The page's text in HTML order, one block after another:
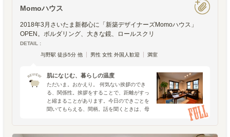
Momoハウス
2018年3月さいたま新都心に「新築デザイナーズMomoハウス」
OPEN。ボルダリング、大きな鏡、ロールスクリ
DETAIL :
与野駅 徒歩5分 他
男性 女性 外国人歓迎 満室
肌になじむ、暮らしの温度
ただいま。おかえり。 何気ない挨拶のでき
る、関係性。挨拶をすることで、距離がすっ
と縮まることがあります。今日のできごとを
聞いてもらえる、間柄。話を聞くときは、母
決してせかさず、相手のペースで話してもら
うこと。相手の話を遮